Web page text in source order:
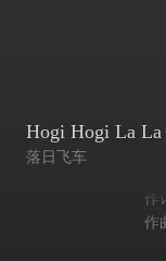
Hogi Hogi La La
落日飞车
作
作